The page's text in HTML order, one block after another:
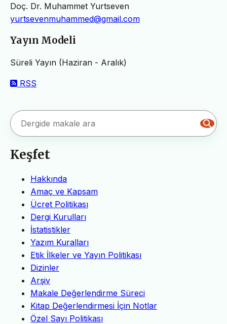
Doç. Dr. Muhammet Yurtseven
yurtsevenmuhammed@gmail.com
Yayın Modeli
Süreli Yayın (Haziran - Aralık)
RSS
Keşfet
Hakkında
Amaç ve Kapsam
Ücret Politikası
Dergi Kurulları
İstatistikler
Yazım Kuralları
Etik İlkeler ve Yayın Politikası
Dizinler
Arşiv
Makale Değerlendirme Süreci
Kitap Değerlendirmesi İçin Notlar
Özel Sayı Politikası